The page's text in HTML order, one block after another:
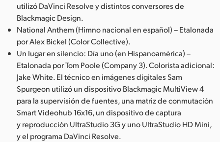
utilizó DaVinci Resolve y distintos conversores de
Blackmagic Design.
National Anthem (Himno nacional en español) – Etalonada
por Alex Bickel (Color Collective).
Un lugar en silencio: Día uno (en Hispanoamérica) –
Etalonada por Tom Poole (Company 3). Colorista adicional:
Jake White. El técnico en imágenes digitales Sam
Spurgeon utilizó un dispositivo Blackmagic MultiView 4
para la supervisión de fuentes, una matriz de conmutación
Smart Videohub 16x16, un dispositivo de captura
y reproducción UltraStudio 3G y uno UltraStudio HD Mini,
y el programa DaVinci Resolve.